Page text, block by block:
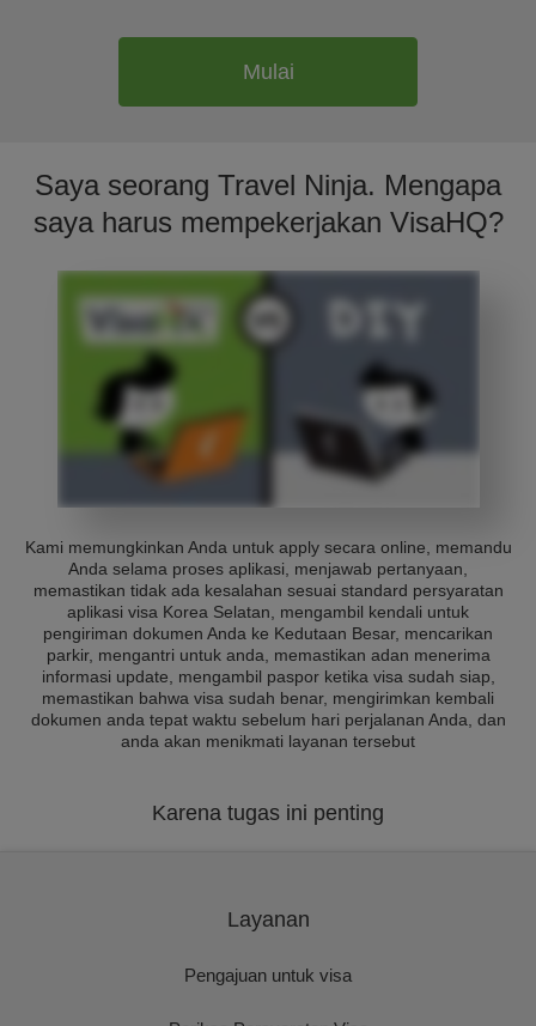
Mulai
Saya seorang Travel Ninja. Mengapa
saya harus mempekerjakan VisaHQ?
Kami memungkinkan Anda untuk apply secara online, memandu
Anda selama proses aplikasi, menjawab pertanyaan,
memastikan tidak ada kesalahan sesuai standard persyaratan
aplikasi visa Korea Selatan, mengambil kendali untuk
pengiriman dokumen Anda ke Kedutaan Besar, mencarikan
parkir, mengantri untuk anda, memastikan adan menerima
informasi update, mengambil paspor ketika visa sudah siap,
memastikan bahwa visa sudah benar, mengirimkan kembali
dokumen anda tepat waktu sebelum hari perjalanan Anda, dan
anda akan menikmati layanan tersebut
Karena tugas ini penting
Layanan
Pengajuan untuk visa